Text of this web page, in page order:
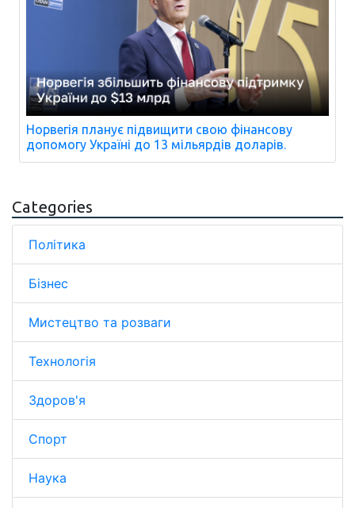
Норвегія планує підвищити свою фінансову
допомогу Україні до 13 мільярдів доларів.
Categories
Політика
Бізнес
Мистецтво та розваги
Технологія
Здоров'я
Спорт
Наука